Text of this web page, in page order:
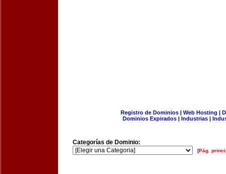
Registro de Dominios| Web Hosting |
Dominios Expirados | Industrias |
Categorías de Dominio:
[Pág.